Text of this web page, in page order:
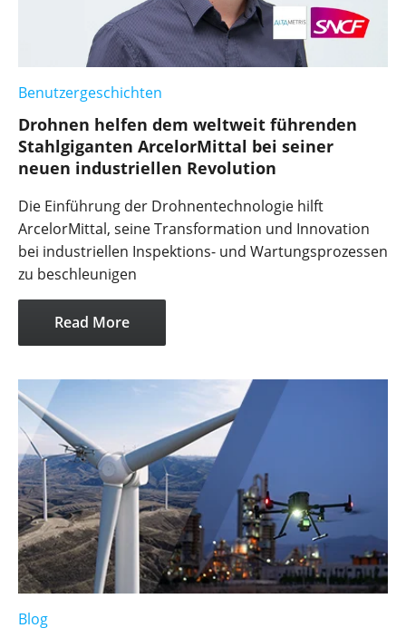
Benutzergeschichten
Drohnen helfen dem weltweit führenden
Stahlgiganten ArcelorMittal bei seiner
neuen industriellen Revolution
Die Einführung der Drohnentechnologie hilft
ArcelorMittal, seine Transformation und Innovation
bei industriellen Inspektions- und Wartungsprozessen
zu beschleunigen
Read More
Blog